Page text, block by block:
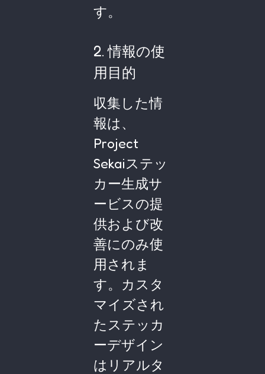
す。
2. 情報の使
用目的
収集した情
報は、
Project
Sekaiステッ
カー生成サ
ービスの提
供および改
善にのみ使
用されま
す。カスタ
マイズされ
たステッカ
ーデザイン
はリアルタ